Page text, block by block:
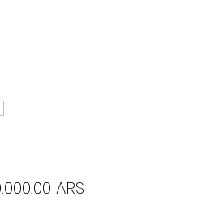
ARSPrecio